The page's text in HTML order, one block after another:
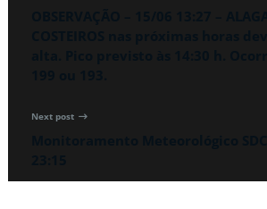
Next post